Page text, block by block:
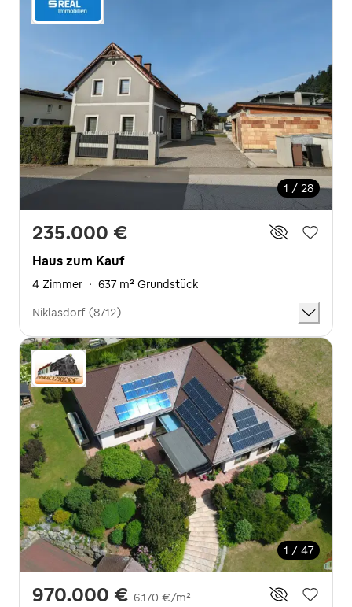
1 / 28
235.000 €
Haus zum Kauf
4 Zimmer · 637 m² Grundstück
Niklasdorf (8712)
1 / 47
970.000 € 6.170 €/m²